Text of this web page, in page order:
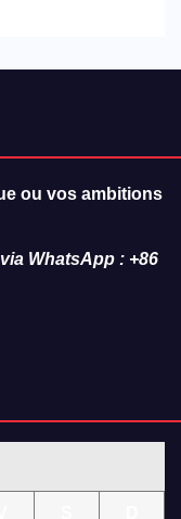
ou vos ambitions
WhatsApp : +86